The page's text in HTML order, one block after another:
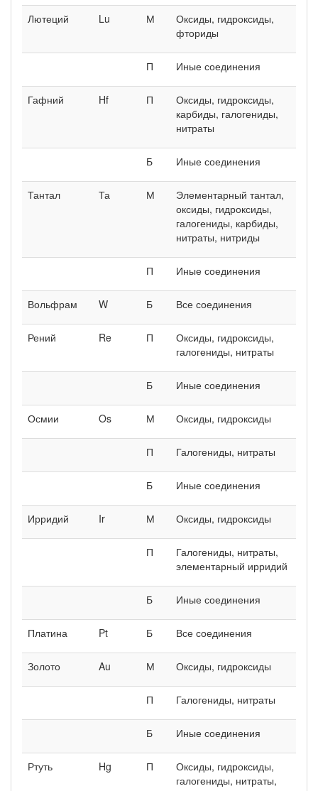
Лютеций Lu М
Оксиды, гидроксиды,
фториды
П Иные соединения
Гафний Hf П
Оксиды, гидроксиды,
карбиды, галогениды,
нитраты
Б Иные соединения
Тантал Та М
Элементарный тантал,
оксиды, гидроксиды,
галогениды, карбиды,
нитраты, нитриды
П Иные соединения
Вольфрам W Б Все соединения
Рений Re П
Оксиды, гидроксиды,
галогениды, нитраты
Б Иные соединения
Осмии Os М Оксиды, гидроксиды
П Галогениды, нитраты
Б Иные соединения
Ирридий Ir М Оксиды, гидроксиды
П
Галогениды, нитраты,
элементарный ирридий
Б Иные соединения
Платина Pt Б Все соединения
Золото Au М Оксиды, гидроксиды
П Галогениды, нитраты
Б Иные соединения
Ртуть Hg П
Оксиды, гидроксиды,
галогениды, нитраты,